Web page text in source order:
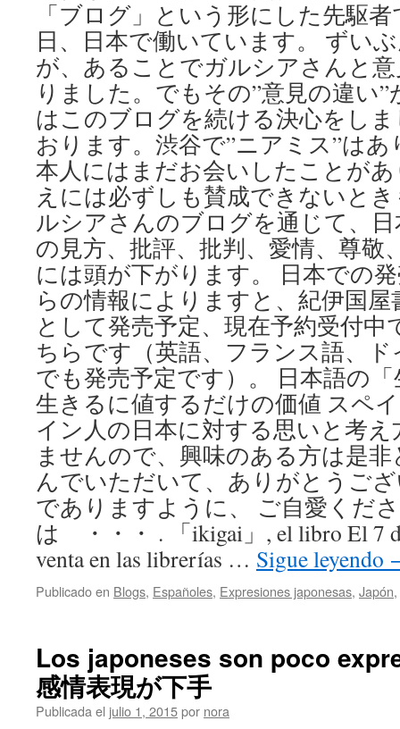
「ブログ」という形にした先駆
日、日本で働いています。 ずい
が、あることでガルシアさんと
りました。でもその”意見の違い
はこのブログを続ける決心をし
おります。渋谷で”ニアミス”は
本人にはまだお会いしたことが
えには必ずしも賛成できないと
ルシアさんのブログを通じて、
の見方、批評、批判、愛情、尊敬
には頭が下がります。 日本での
らの情報によりますと、紀伊国
として発売予定、現在予約受付
ちらです（英語、フランス語、
でも発売予定です）。 日本語の
生きるに値するだけの価値 スペ
イン人の日本に対する思いと考
ませんので、興味のある方は是
んでいただいて、ありがとうご
でありますように、 ご自愛くだ
は ・・・ . 「ikigai」, el libro El 7
venta en las librerías … Sigue leyendo
Publicado en Blogs, Españoles, Expresiones japonesas, Japón,
Los japoneses son poco
感情表現が下手
Publicada el julio 1, 2015por nora